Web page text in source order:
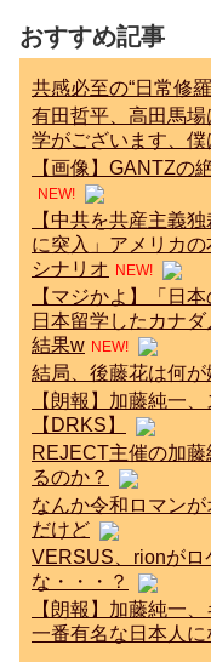
おすすめ記事
共感必至の“日常修
有田哲平、高田馬
学がございます、僕
【画像】GANTZの
NEW!
【中共を共産主義
に突入」アメリカ
シナリオ NEW!
【マジかよ】「日
日本留学したカナ
結果w NEW!
結局、後藤花は何が
【朗報】加藤純一
【DRKS】
REJECT主催の加
るのか？
なんか令和ロマン
だけど
VERSUS、rionがロ
な・・・？
【朗報】加藤純一
一番有名な日本人に